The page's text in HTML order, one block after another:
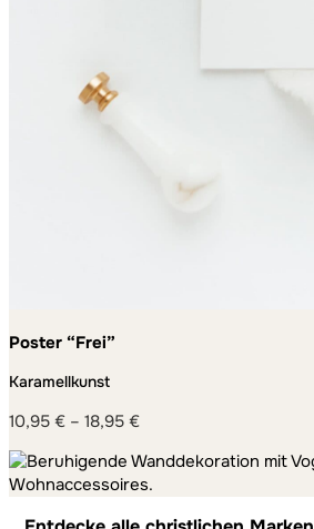
Poster “Frei”
Karamellkunst
10,95 € – 18,95 €
10,95 €
bis